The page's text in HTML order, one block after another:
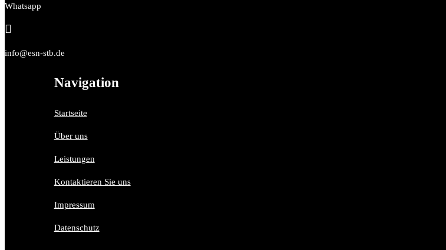
Whatsapp

info@esn-stb.de
Navigation
Startseite
Über uns
Leistungen
Kontaktieren Sie uns
Impressum
Datenschutz